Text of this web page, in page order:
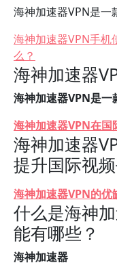
海神加速器VPN是一
海神加速器VPN手机
么？
海神加速器
海神加速器VPN是一
海神加速器VPN在国
海神加速器
提升国际视
海神加速器VPN的优
什么是海神
能有哪些？
海神加速器